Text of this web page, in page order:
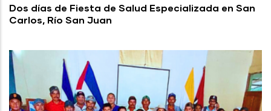
Dos días de Fiesta de Salud Especializada en San
Carlos, Río San Juan